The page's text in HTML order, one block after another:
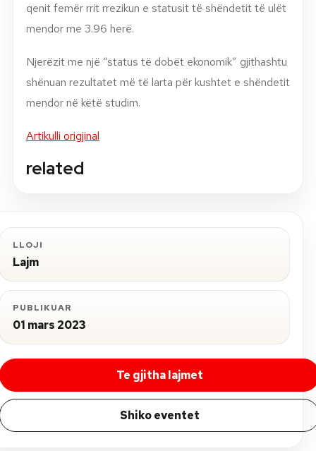
qenit femër rrit rrezikun e statusit të shëndetit të ulët
mendor me 3.96 herë.
Njerëzit me një “status të dobët ekonomik” gjithashtu
shënuan rezultatet më të larta për kushtet e shëndetit
mendor në këtë studim.
Artikulli origjinal
related
LLOJI
Lajm
PUBLIKUAR
01 mars 2023
Te gjitha lajmet
Shiko eventet